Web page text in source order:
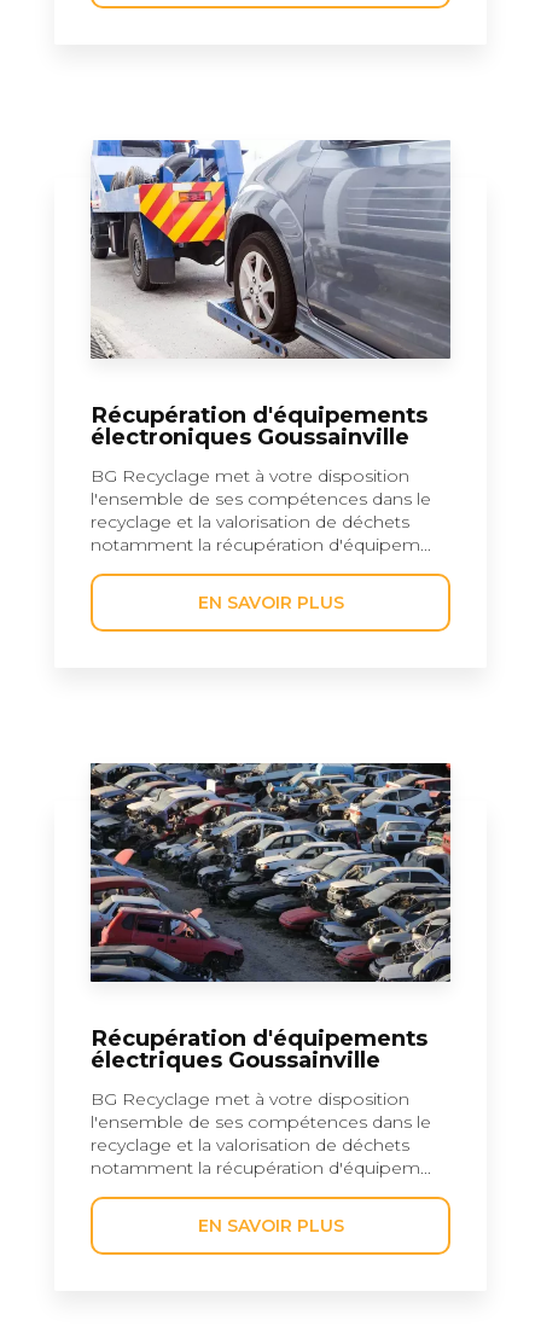
Récupération d'équipements
électroniques Goussainville
BG Recyclage met à votre disposition
l'ensemble de ses compétences dans le
recyclage et la valorisation de déchets
notamment la récupération d'équipem...
EN SAVOIR PLUS
Récupération d'équipements
électriques Goussainville
BG Recyclage met à votre disposition
l'ensemble de ses compétences dans le
recyclage et la valorisation de déchets
notamment la récupération d'équipem...
EN SAVOIR PLUS